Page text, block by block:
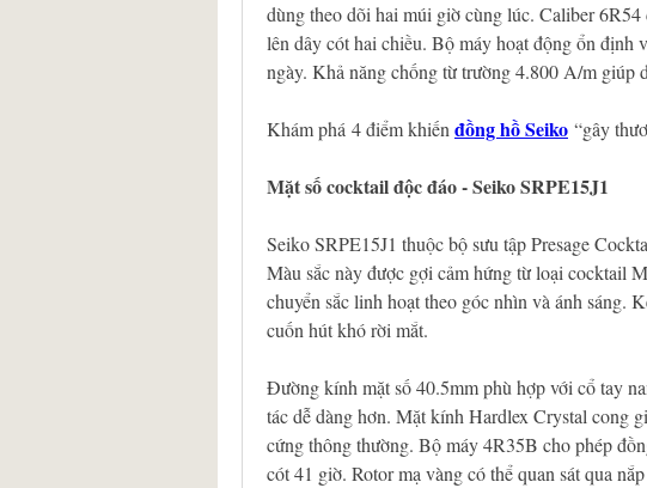
dùng theo dõi hai múi giờ cùng lúc. Caliber
lên dây cót hai chiều. Bộ máy hoạt động ổn định
ngày. Khả năng chống từ trường 4.800 A/m giúp
Khám phá 4 điểm khiến đồng hồ Seiko “gây
Mặt số cocktail độc đáo - Seiko SRPE15J1
Seiko SRPE15J1 thuộc bộ sưu tập Presage
Màu sắc này được gợi cảm hứng từ loại cocktail
chuyển sắc linh hoạt theo góc nhìn và ánh sáng.
cuốn hút khó rời mắt.
Đường kính mặt số 40.5mm phù hợp với cổ tay
tác dễ dàng hơn. Mặt kính Hardlex Crystal cong
cứng thông thường. Bộ máy 4R35B cho phép
cót 41 giờ. Rotor mạ vàng có thể quan sát qua